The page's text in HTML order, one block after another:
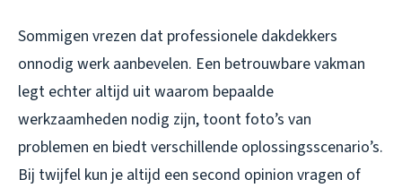
Sommigen vrezen dat professionele dakdekkers
onnodig werk aanbevelen. Een betrouwbare vakman
legt echter altijd uit waarom bepaalde
werkzaamheden nodig zijn, toont foto’s van
problemen en biedt verschillende oplossingsscenario’s.
Bij twijfel kun je altijd een second opinion vragen of